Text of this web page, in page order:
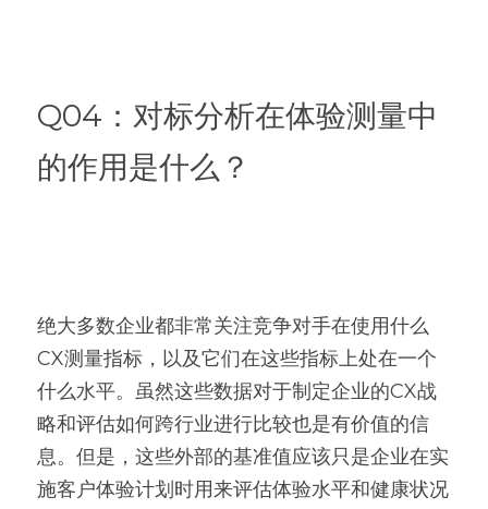
Q04：对标分析在体验测量中
的作用是什么？
绝大多数企业都非常关注竞争对手在使用什么
CX测量指标，以及它们在这些指标上处在一个
什么水平。虽然这些数据对于制定企业的CX战
略和评估如何跨行业进行比较也是有价值的信
息。但是，这些外部的基准值应该只是企业在实
施客户体验计划时用来评估体验水平和健康状况